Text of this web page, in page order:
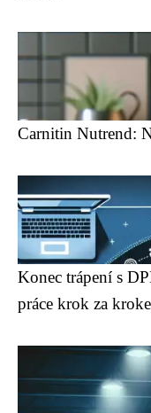
Carnitin Nutrend:
Konec trápení s
práce krok za